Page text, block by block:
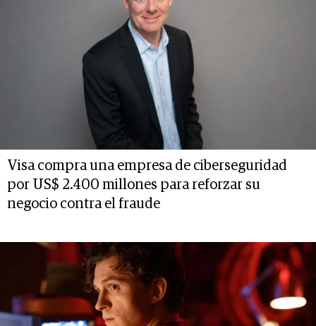
Visa compra una empresa de ciberseguridad
por US$ 2.400 millones para reforzar su
negocio contra el fraude